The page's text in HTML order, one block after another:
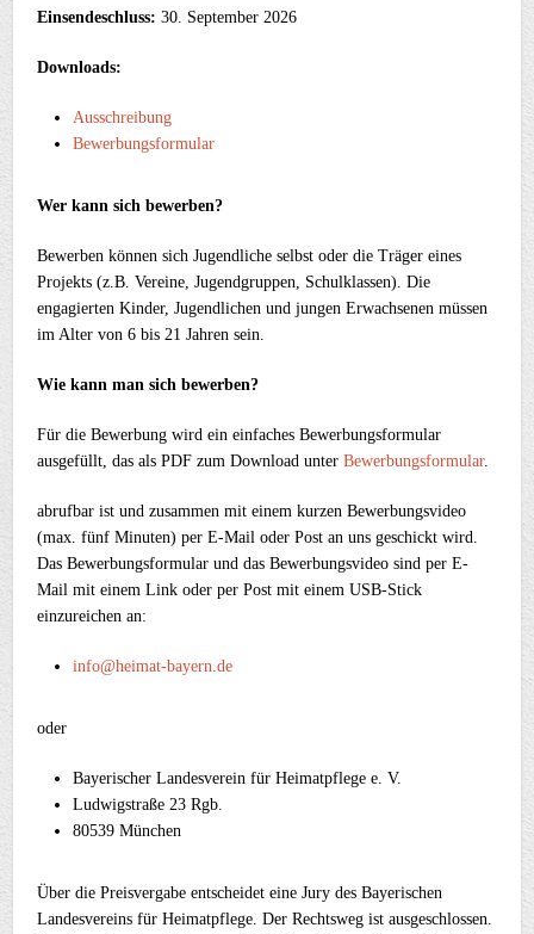
Einsendeschluss:30. September 2026
Downloads:
Ausschreibung
Bewerbungsformular
Wer kann sich bewerben?
Bewerben können sich Jugendliche selbst oder die Träger eines
Projekts (z.B. Vereine, Jugendgruppen, Schulklassen). Die
engagierten Kinder, Jugendlichen und jungen Erwachsenen müssen
im Alter von 6 bis 21 Jahren sein.
Wie kann man sich bewerben?
Für die Bewerbung wird ein einfaches Bewerbungsformular
ausgefüllt, das als PDF zum Download unterBewerbungsformular.
abrufbar ist und zusammen mit einem kurzen Bewerbungsvideo
(max. fünf Minuten) per E-Mail oder Post an uns geschickt wird.
Das Bewerbungsformular und das Bewerbungsvideo sind per E-
Mail mit einem Link oder per Post mit einem USB-Stick
einzureichen an:
info@heimat-bayern.de
oder
Bayerischer Landesverein für Heimatpflege e. V.
Ludwigstraße 23 Rgb.
80539 München
Über die Preisvergabe entscheidet eine Jury des Bayerischen
Landesvereins für Heimatpflege. Der Rechtsweg ist ausgeschlossen.